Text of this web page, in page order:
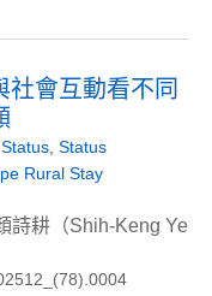
會互動看不同
Status
Rural Stay
詩耕（Shih-Keng Ye